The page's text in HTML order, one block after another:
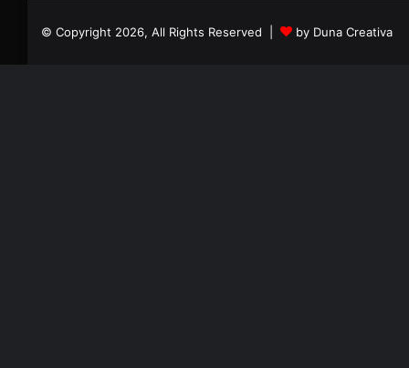
© Copyright 2026, All Rights Reserved | by Duna Creativa